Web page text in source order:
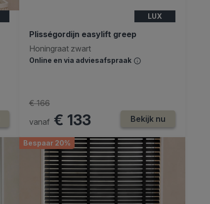
LUX
Plisségordijn easylift greep
Honingraat zwart
Online en via adviesafspraak
vanaf € 133
€ 166
Bekijk nu
Bespaar 20%